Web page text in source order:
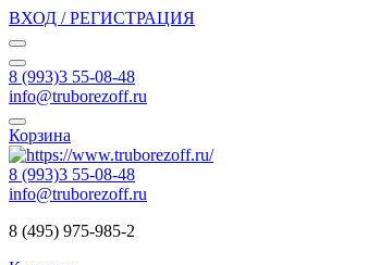
ВХОД / РЕГИСТРАЦИЯ
8 (993)3 55-08-48
info@truborezoff.ru
Корзина
8 (993)3 55-08-48
info@truborezoff.ru
8 (495) 975-985-2